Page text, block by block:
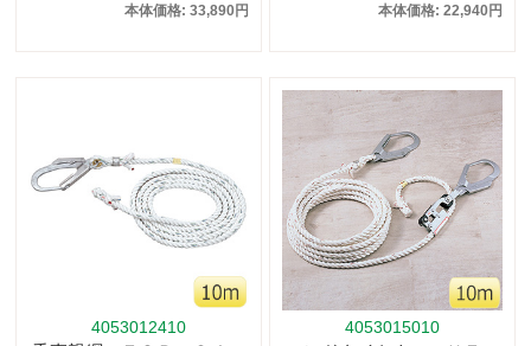
本体価格: 33,890円 本体価格: 22,940円
4053012410 4053015010